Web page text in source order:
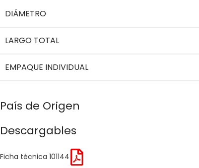
DIÁMETRO
LARGO TOTAL
EMPAQUE INDIVIDUAL
País de Origen
Descargables
Ficha técnica 101144